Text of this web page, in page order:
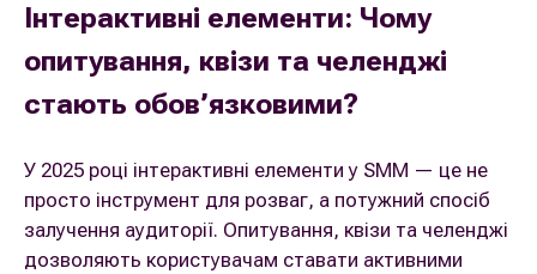
Інтерактивні елементи: Чому
опитування, квізи та челенджі
стають обов’язковими?
У 2025 році інтерактивні елементи у SMM — це не
просто інструмент для розваг, а потужний спосіб
залучення аудиторії. Опитування, квізи та челенджі
дозволяють користувачам ставати активними